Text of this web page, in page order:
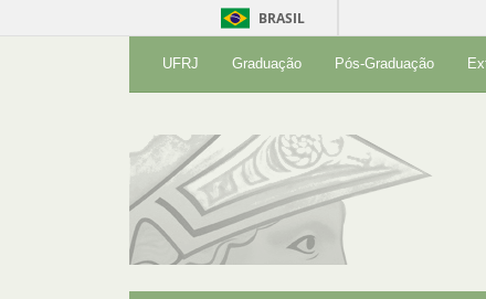
BRASIL
UFRJ Graduação Pós-Graduação